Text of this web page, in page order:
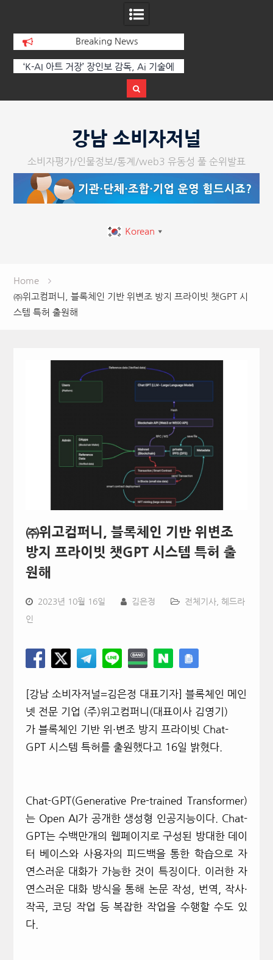
Breaking News
독, Ai 기술에
막 내려
한국·브라질 슈퍼콘서트 올해 열린다
강남 소비자저널
소비자평가/인물정보/통계/web3 유동성 풀 순위발표
Korean ▼
Home
㈜위고컴퍼니, 블록체인 기반 위변조 방지 프라이빗 챗GPT 시
스템 특허 출원해
㈜위고컴퍼니, 블록체인 기반 위변조
방지 프라이빗 챗GPT 시스템 특허 출
원해
2023년 10월 16일 김은정 전체기사, 헤드라
인
[강남 소비자저널=김은정 대표기자] 블록체인 메인
넷 전문 기업 (주)위고컴퍼니(대표이사 김영기 )
가 블록체인 기반 위 ·변조 방지 프라이빗 Chat-
GPT 시스템 특허를 출원했다고 16일 밝혔다.
Chat-GPT (Generative Pre-trained Transformer)
는 Open AI 가 공개한 생성형 인공지능이다.
Chat-
GPT 는 수백만개의 웹페이지로 구성된 방대한 데이
터 베이스와 사용자의 피드백을 통한 학습으로 자
연스러운 대화가 가능한 것이 특징이다. 이러한 자
연스러운 대화 방식을 통해 논문 작성, 번역, 작사·
작곡, 코딩 작업 등 복잡한 작업을 수행할 수도 있
다.